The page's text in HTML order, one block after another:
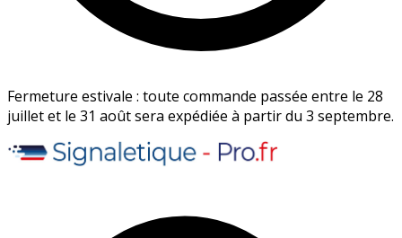
Fermeture estivale : toute commande passée entre le 28
juillet et le 31 août sera expédiée à partir du 3 septembre.